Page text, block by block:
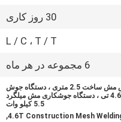
30 روز کاری
L / C ، T / T
6 مجموعه در هر ماه
دستگاه جوش مش مش ساخت 2.5 متری ، دستگاه جوش
مش مش ساخت 4.6 تی ، دستگاه جوشکاری مش میلگرد
5.5 کیلو وات
4.6T Construction Mesh
,